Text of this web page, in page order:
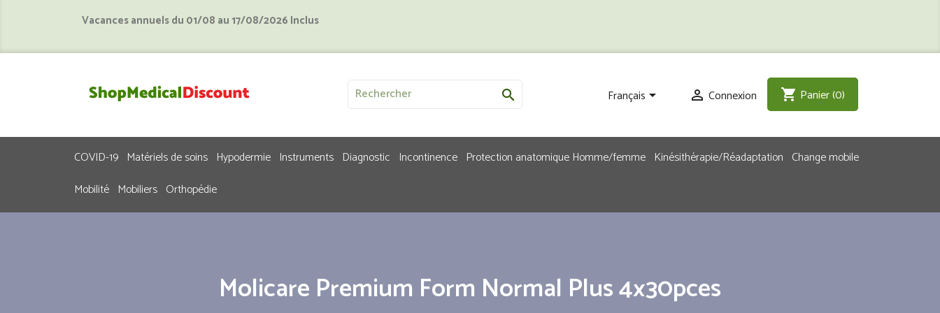
Vacances annuels du 01/08 au 17/08/2026 Inclus
 Français  Connexion shopping_cart Panier(0)
COVID-19 Matériels de soins Hypodermie Instruments Diagnostic Incontinence Protection anatomique Homme/femme Kinésithérapie/Réadaptation Change mobile
Mobilité Mobiliers Orthopédie
Molicare Premium Form Normal Plus 4x30pces